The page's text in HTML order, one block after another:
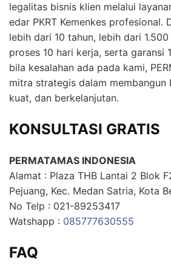
legalitas bisnis klien melalui
edar PKRT Kemenkes profesional.
lebih dari 10 tahun, lebih dari
proses 10 hari kerja, serta garansi
bila kesalahan ada pada kami,
mitra strategis dalam membangun
kuat, dan berkelanjutan.
KONSULTASI GRATIS
PERMATAMAS INDONESIA
Alamat : Plaza THB Lantai 2 Blok
Pejuang, Kec. Medan Satria, Kota
No Telp : 021-89253417
Watshapp : 085777630555
FAQ